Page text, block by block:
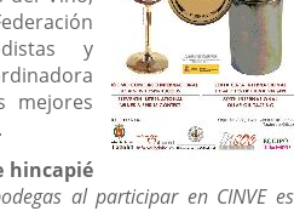
y
mejores
hincapié
al participar en CINVE es